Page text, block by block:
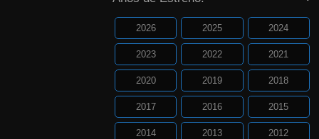
2026 2025 2024
2023 2022 2021
2020 2019 2018
2017 2016 2015
2014 2013 2012